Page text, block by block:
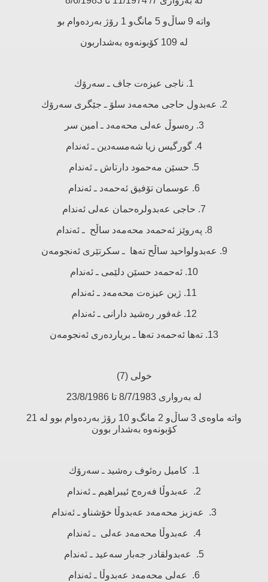
واتە 9 ساڵ‌و 5 مانگ‌و 1 رۆژ بەردەوام بو
لە 109 كۆبونەوە بەشداربون
1. ناجی عیزەت جاف ـ سەرۆك
2. عەبدول حاجی محەمەد سلۆ ـ جێگری سەرۆك
3. رەسوڵ عەلی محەمەد ـ امین سر
4. گورگیس زیا شەمسەدین ـ ئەندام
5. حسێن مەحمود دارتاش ـ ئەندام
6. عوسمان تۆفیق ئەحمەد ـ ئەندام
7. حاجی عەبدولرەحمان عەلی ئەندام
8. پەروێز ئەحمەد محەمەد ساڵح ـ ئەندام
9. عەبدولواحید ساڵح تەها ـ سكرتێری ئەنجومەن
10. ئەحمەد حسێن دلێمی ـ ئەندام
11. ژین عیزەت محەمەد ـ ئەندام
12. غەفور رەشید دارانی ـ ئەندام
13. تەها ئەحمەد تەها ـ بریاردەری ئەنجومەن
خولی (7)
لە بەرواری 8/7/1983 تا 23/8/1986
واتە ماوەی 3 ساڵ‌و 2 مانگ‌و 10 رۆژ بەردەوام بوو لە 21
كۆبونەوە بەشدار بوون
1. كامیل رەئوف رەشید ـ سەرۆك
2. عەبدوڵا فەرەج ئیبراهیم ـ ئەندام
3. عەزیز محەمەد عەبدوڵا خۆشناو ـ ئەندام
4. عەبدوڵا محەمەد عەلی ـ ئەندام
5. عەبدولقادر جەبار سەعید ـ ئەندام
6. عەلی محەمەد عەبدوڵا ـ ئەندام